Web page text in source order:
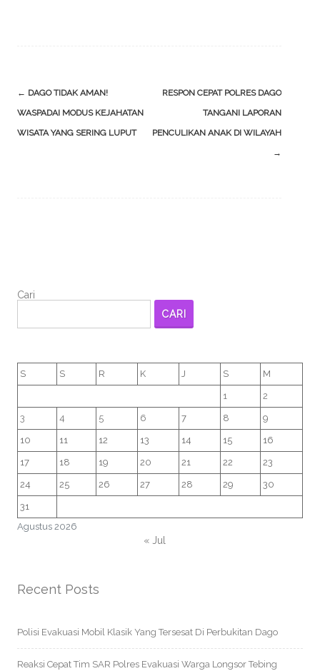
Post
navigation
← DAGO TIDAK AMAN!
WASPADAI MODUS KEJAHATAN
WISATA YANG SERING LUPUT
RESPON CEPAT POLRES DAGO
TANGANI LAPORAN
PENCULIKAN ANAK DI WILAYAH
→
Cari
CARI
Agustus 2026
S S R K J S M
1 2
3 4 5 6 7 8 9
10 11 12 13 14 15 16
17 18 19 20 21 22 23
24 25 26 27 28 29 30
31
« Jul
Recent Posts
Polisi Evakuasi Mobil Klasik Yang Tersesat Di Perbukitan Dago
Reaksi Cepat Tim SAR Polres Evakuasi Warga Longsor Tebing